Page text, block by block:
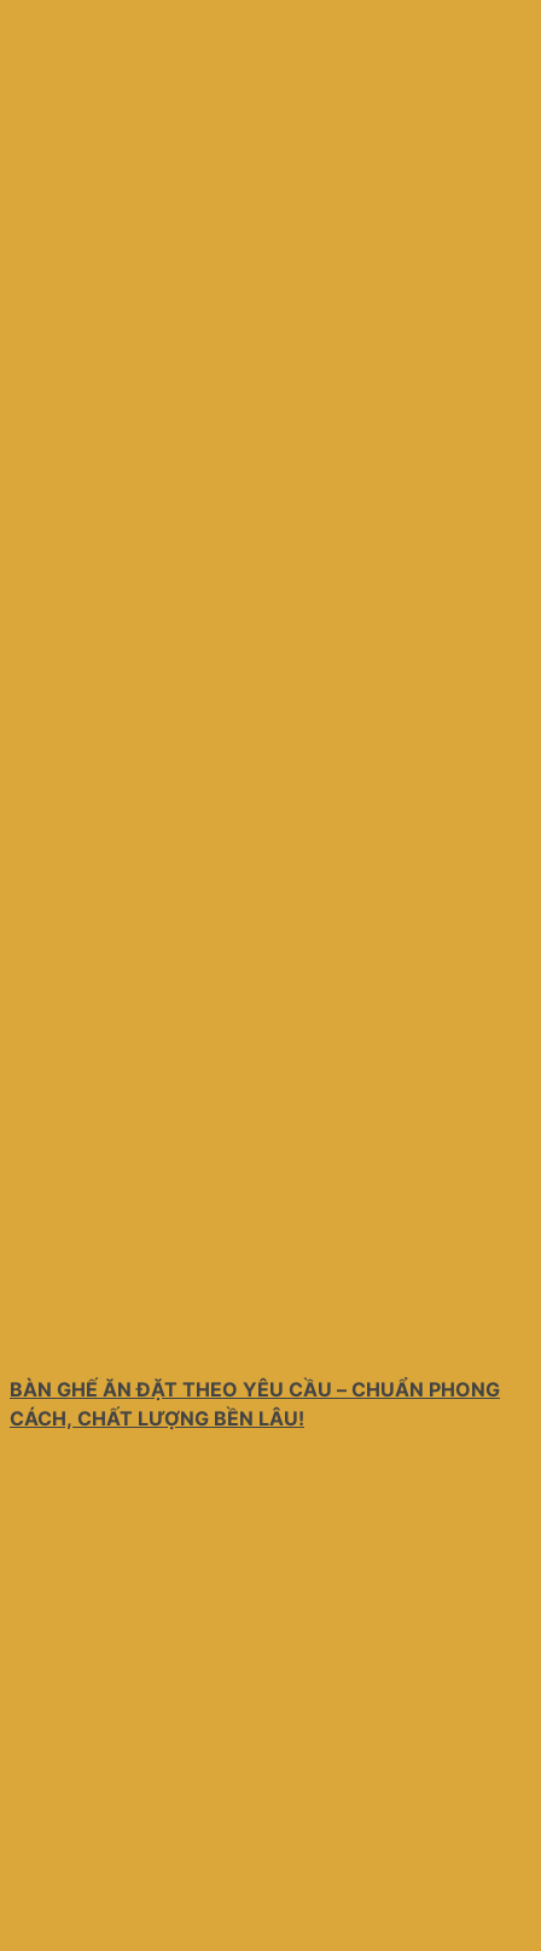
BÀN GHẾ ĂN ĐẶT THEO YÊU CẦU – CHUẨN PHONG
CÁCH, CHẤT LƯỢNG BỀN LÂU!